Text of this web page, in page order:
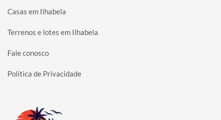
Casas em Ilhabela
Terrenos e lotes em Ilhabela
Fale conosco
Política de Privacidade
Página inicial